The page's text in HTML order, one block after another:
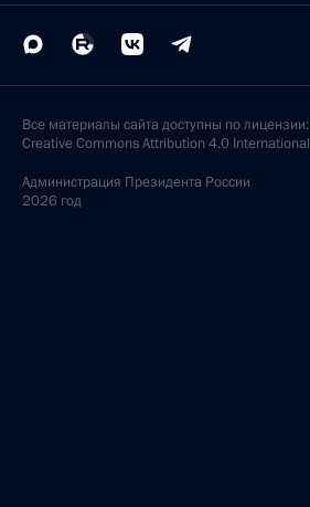
Все материалы сайта доступны по лицензии:
Creative Commons Attribution 4.0 International
Администрация Президента России
2026 год